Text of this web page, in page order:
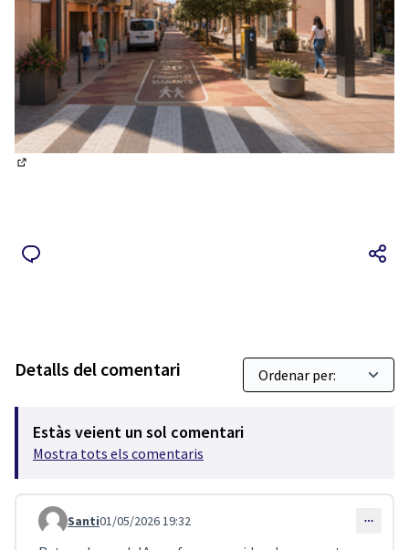
Detalls del comentari
Estàs veient un sol comentari
Mostra tots els comentaris
Comentari 5506 (respon al comentari 5503)
Santi01/05/2026 19:32